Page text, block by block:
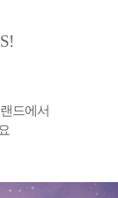
드에서